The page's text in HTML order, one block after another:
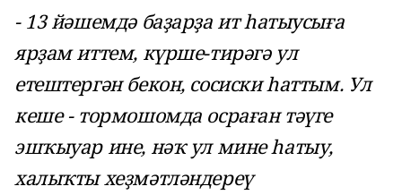
- 13 йәшемдә баҙарҙа ит һатыусыға
ярҙам иттем, күрше-тирәгә ул
етештергән бекон, сосиски һаттым. Ул
кеше - тормошомда осраған тәүге
эшҡыуар ине, нәҡ ул мине һатыу,
халыҡты хеҙмәтләндереү